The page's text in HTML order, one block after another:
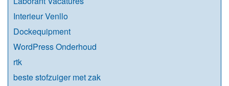
Interieur Venllo
Dockequipment
WordPress Onderhoud
rtk
beste stofzuiger met zak